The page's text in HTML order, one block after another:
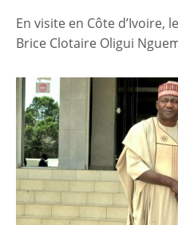
En visite en Côte d’Ivoire,
Brice Clotaire Oligui